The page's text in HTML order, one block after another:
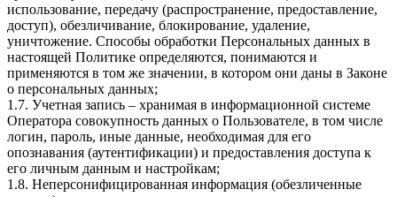
использование, передачу (распространение, предоставление,
доступ), обезличивание, блокирование, удаление,
уничтожение. Способы обработки Персональных данных в
настоящей Политике определяются, понимаются и
применяются в том же значении, в котором они даны в Законе
о персональных данных;
1.7. Учетная запись – хранимая в информационной системе
Оператора совокупность данных о Пользователе, в том числе
логин, пароль, иные данные, необходимая для его
опознавания (аутентификации) и предоставления доступа к
его личным данным и настройкам;
1.8. Неперсонифицированная информация (обезличенные